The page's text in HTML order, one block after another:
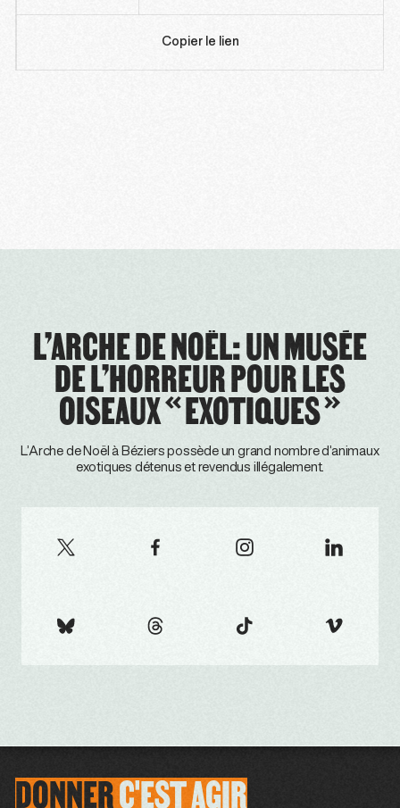
Copier le lien
L’ARCHE DE NOËL: UN MUSÉE
DE L’HORREUR POUR LES
OISEAUX «EXOTIQUES»
L’Arche de Noël à Béziers possède un grand nombre d’animaux
exotiques détenus et revendus illégalement.
DONNERC'ESTAGIR